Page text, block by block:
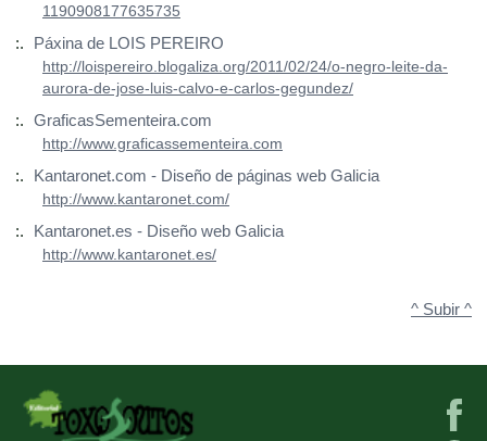
1190908177635735
:.
Páxina de LOIS PEREIRO
http://loispereiro.blogaliza.org/2011/02/24/o-negro-leite-da-
aurora-de-jose-luis-calvo-e-carlos-gegundez/
:.
GraficasSementeira.com
http://www.graficassementeira.com
:.
Kantaronet.com - Diseño de páginas web Galicia
http://www.kantaronet.com/
:.
Kantaronet.es - Diseño web Galicia
http://www.kantaronet.es/
^ Subir ^